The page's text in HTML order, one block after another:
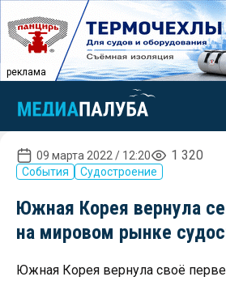
реклама
09 марта 2022 / 12:20 1 320
События Судостроение
Южная Корея вернула
на мировом рынке
Южная Корея вернула своё